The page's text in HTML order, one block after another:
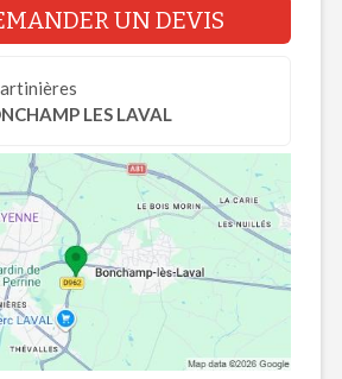
UN DEVIS
LES LAVAL